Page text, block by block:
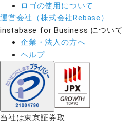
ロゴの使用について
運営会社（株式会社Rebase）
instabase for Business について
企業・法人の方へ
ヘルプ
当社は東京証券取